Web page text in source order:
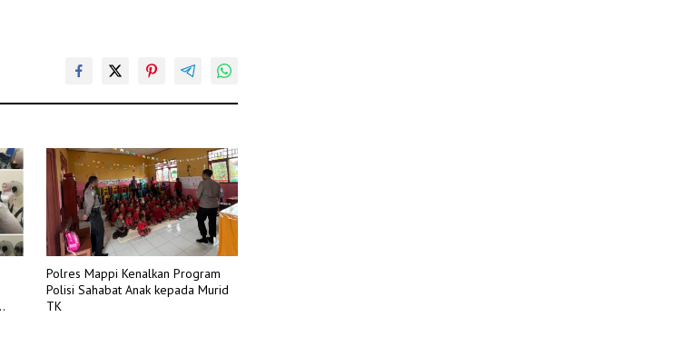
Polres Mappi Kenalkan Program
Polisi Sahabat Anak kepada Murid
TK